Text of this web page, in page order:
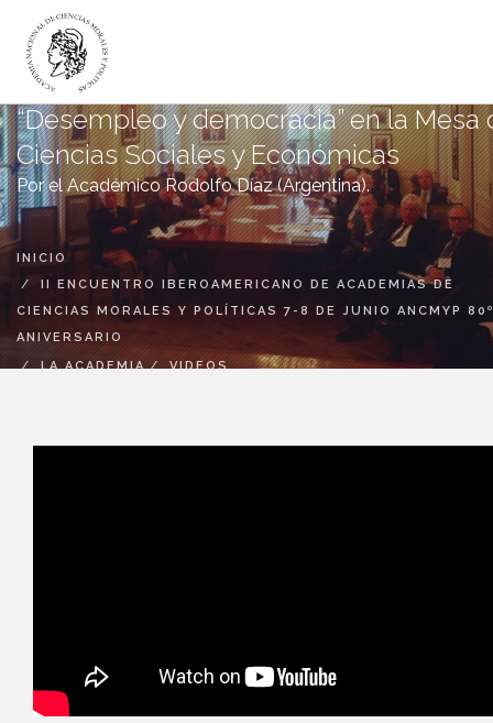
LA ACADEMIA
ACADÉMICOS
INSTITUTOS
DICTÁMENES
PUBLICACIONES
CANAL DIGITAL
BIBLIOTECA
“Desempleo y democracia” en la Mesa
Ciencias Sociales y Económicas
Por el Académico Rodolfo Díaz (Argentina).
INICIO
II ENCUENTRO IBEROAMERICANO DE ACADEMIAS DE
CIENCIAS MORALES Y POLÍTICAS 7-8 DE JUNIO ANCMYP 80º
ANIVERSARIO
LA ACADEMIA
VIDEOS